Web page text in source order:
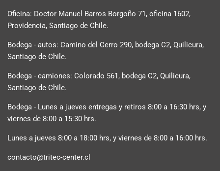
Oficina: Doctor Manuel Barros Borgoño 71, oficina 1602,
Providencia, Santiago de Chile.
Bodega - autos: Camino del Cerro 290, bodega C2, Quilicura,
Santiago de Chile.
Bodega - camiones: Colorado 561, bodega C2, Quilicura,
Santiago de Chile.
Bodega - Lunes a jueves entregas y retiros 8:00 a 16:30 hrs, y
viernes de 8:00 a 15:30 hrs.
Lunes a jueves 8:00 a 18:00 hrs, y viernes de 8:00 a 16:00 hrs.
contacto@tritec-center.cl